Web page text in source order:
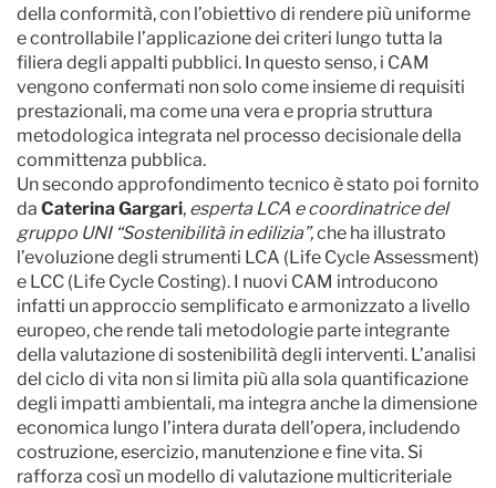
della conformità, con l’obiettivo di rendere più uniforme
e controllabile l’applicazione dei criteri lungo tutta la
filiera degli appalti pubblici. In questo senso, i CAM
vengono confermati non solo come insieme di requisiti
prestazionali, ma come una vera e propria struttura
metodologica integrata nel processo decisionale della
committenza pubblica.
Un secondo approfondimento tecnico è stato poi fornito
da Caterina Gargari, esperta LCA e coordinatrice del
gruppo UNI “Sostenibilità in edilizia”,che ha illustrato
l’evoluzione degli strumenti LCA (Life Cycle Assessment)
e LCC (Life Cycle Costing). I nuovi CAM introducono
infatti un approccio semplificato e armonizzato a livello
europeo, che rende tali metodologie parte integrante
della valutazione di sostenibilità degli interventi. L’analisi
del ciclo di vita non si limita più alla sola quantificazione
degli impatti ambientali, ma integra anche la dimensione
economica lungo l’intera durata dell’opera, includendo
costruzione, esercizio, manutenzione e fine vita. Si
rafforza così un modello di valutazione multicriteriale